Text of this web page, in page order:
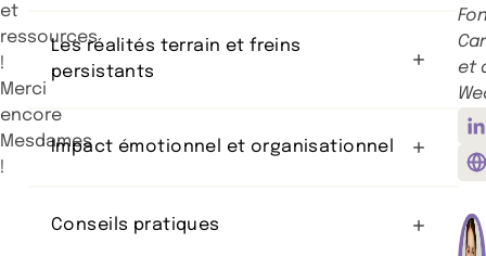
et
ressources
!
Merci
encore
Mesdames
!
Les réalités terrain et freins
persistants
Impact émotionnel et organisationnel
Conseils pratiques
et